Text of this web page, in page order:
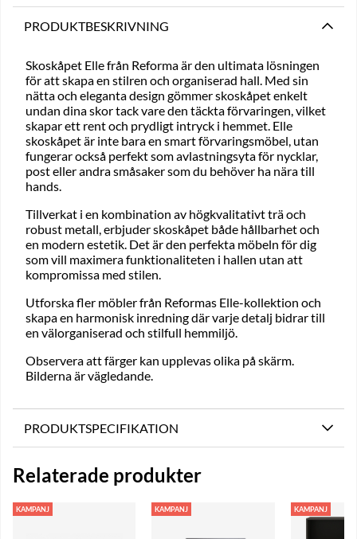
PRODUKTBESKRIVNING
Skoskåpet Elle från Reforma är den ultimata lösningen
för att skapa en stilren och organiserad hall. Med sin
nätta och eleganta design gömmer skoskåpet enkelt
undan dina skor tack vare den täckta förvaringen, vilket
skapar ett rent och prydligt intryck i hemmet. Elle
skoskåpet är inte bara en smart förvaringsmöbel, utan
fungerar också perfekt som avlastningsyta för nycklar,
post eller andra småsaker som du behöver ha nära till
hands.
Tillverkat i en kombination av högkvalitativt trä och
robust metall, erbjuder skoskåpet både hållbarhet och
en modern estetik. Det är den perfekta möbeln för dig
som vill maximera funktionaliteten i hallen utan att
kompromissa med stilen.
Utforska fler möbler från Reformas Elle-kollektion och
skapa en harmonisk inredning där varje detalj bidrar till
en välorganiserad och stilfull hemmiljö.
Observera att färger kan upplevas olika på skärm.
Bilderna är vägledande.
PRODUKTSPECIFIKATION
Relaterade produkter
KAMPANJ KAMPANJ KAMPANJ